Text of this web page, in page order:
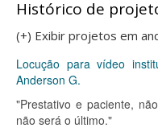
Histórico de
(+) Exibir projetos em
Locução para vídeo
Anderson G.
"Prestativo e paciente,
não será o último."